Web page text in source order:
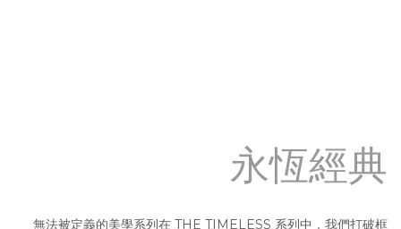
永恆經典
無法被定義的美學系列在 THE TIMELESS 系列中，我們打破框